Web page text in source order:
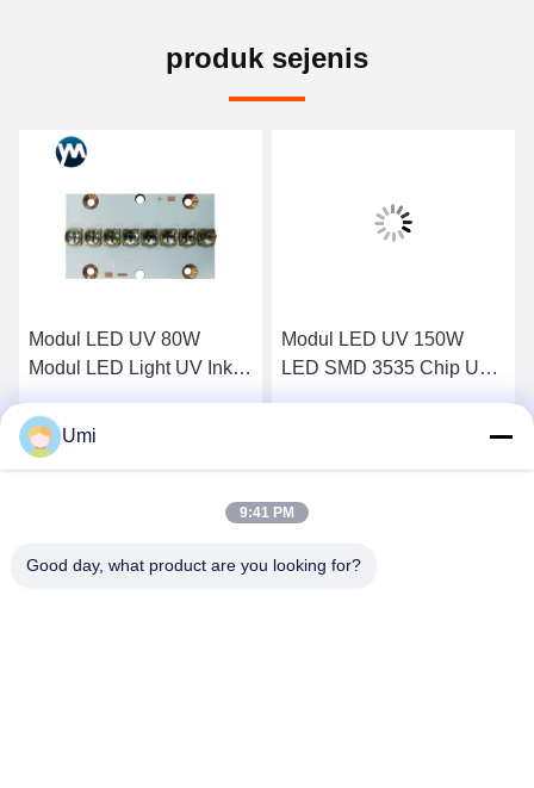
produk sejenis
Modul LED UV 80W
Modul LED Light UV Ink
Percetakan Lensa Kuarsa
Modul LED UV 150W
LED SMD 3535 Chip UV
Umi
9:41 PM
Good day, what product are you looking for?